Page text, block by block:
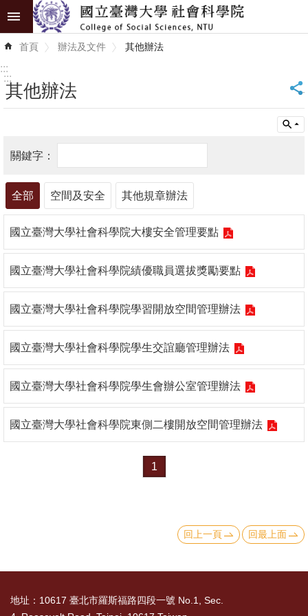
跳到主要內容區塊
進
階
學
學
術
單
位
研
究
消
息
公
告
國
辦
首頁 辦法及文件 其他辦法
:::
:::
其他辦法 _
全部 空間及安全 其他規章辦法
國立臺灣大學社會科學院大樓安全管理要點
國立臺灣大學社會科學院績優職員選拔獎勵要點
國立臺灣大學社會科學院學習開放空間管理辦法
國立臺灣大學社會科學院學生交誼廳管理辦法
國立臺灣大學社會科學院學生會辦公室管理辦法
國立臺灣大學社會科學院東側二樓開放空間管理辦法
1
回上一頁 回最上面
地址：10617 臺北市羅斯福路四段一號 No.1, Sec.